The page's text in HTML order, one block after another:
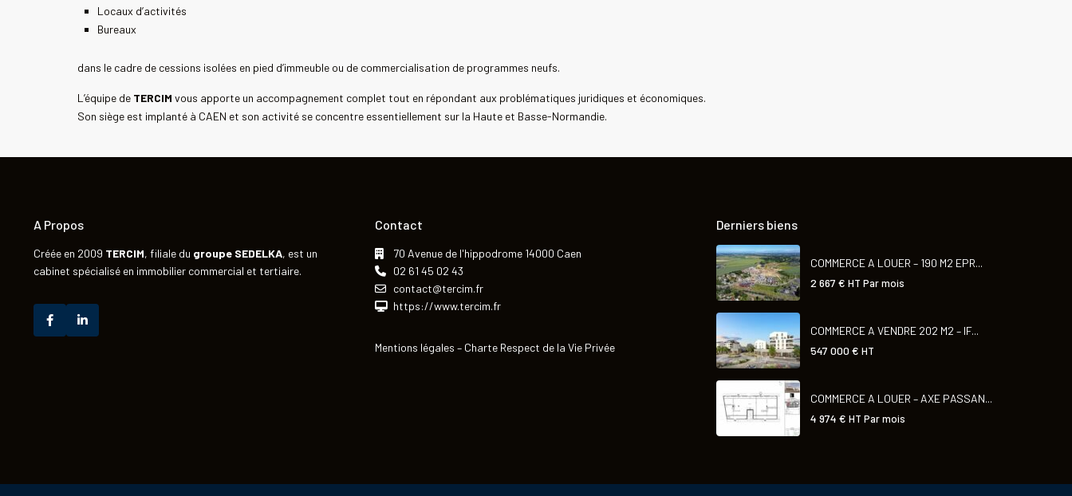
Locaux d’activités
Bureaux
dans le cadre de cessions isolées en pied d’immeuble ou de commercialisation de programmes neufs.
L’équipe de TERCIM vous apporte un accompagnement complet tout en répondant aux problématiques juridiques et économiques.
Son siège est implanté à CAEN et son activité se concentre essentiellement sur la Haute et Basse-Normandie.
A Propos
Créée en 2009 TERCIM, filiale du groupe SEDELKA, est un
cabinet spécialisé en immobilier commercial et tertiaire.
Contact
70 Avenue de l'hippodrome 14000 Caen
02 61 45 02 43
contact@tercim.fr
https://www.tercim.fr
Mentions légales – Charte Respect de la Vie Privée
Derniers biens
COMMERCE A LOUER – 190 M2 EPR...
2 667 € HT Par mois
COMMERCE A VENDRE 202 M2 – IF...
547 000 € HT
COMMERCE A LOUER – AXE PASSAN...
4 974 € HT Par mois